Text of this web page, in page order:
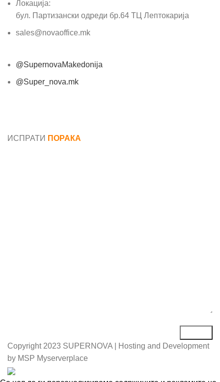
Локација:
бул. Партизански одреди бр.64 ТЦ Лептокарија
sales@novaoffice.mk
@SupernovaMakedonija
@Super_nova.mk
ИСПРАТИ ПОРАКА
Copyright 2023 SUPERNOVA | Hosting and Development
by MSP Myserverplace